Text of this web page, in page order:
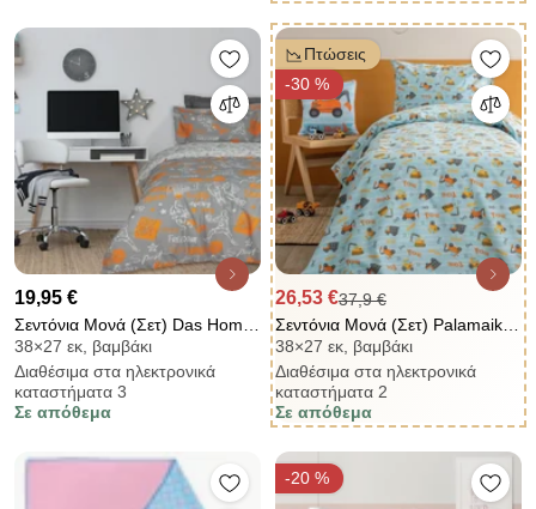
19,95 €
Σεντόνια Μονά (Σετ) Das Home
Kids 4941
38×27 εκ, βαμβάκι
Διαθέσιμα στα ηλεκτρονικά
καταστήματα 3
Σε απόθεμα
Πτώσεις
-30 %
26,53 €37,9 €
Σεντόνια Μονά (Σετ) Palamaiki
My Kindom MK781 Γαλάζιο ΜΕ
ΛΑΣΤΙΧΟ 110x200+32
38×27 εκ, βαμβάκι
Διαθέσιμα στα ηλεκτρονικά
καταστήματα 2
Σε απόθεμα
-20 %